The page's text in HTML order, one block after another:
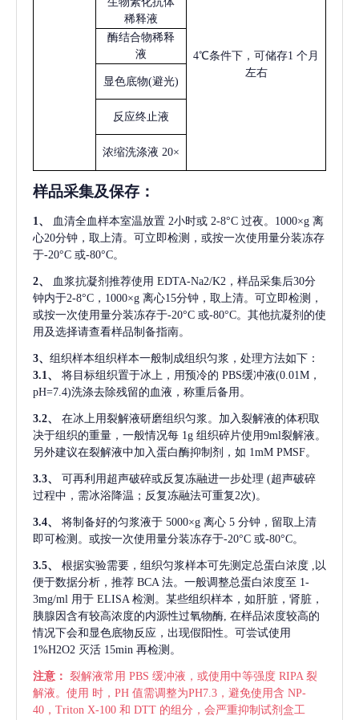
4℃条件下，可储存1 个月
左右
稀释液
酶结合物稀释
液
显色底物(避光)
反应终止液
浓缩洗涤液 20×
样品采集及保存 ：
1、 血清全血样本室温放置 2小时或 2-8°C 过夜。1000×g 离
心20分钟，取上清。可立即检测，或按一次使用量分装冻存
于-20°C 或-80°C。
2、 血浆抗凝剂推荐使用 EDTA-Na2/K2，样品采集后30分
钟内于2-8°C，1000×g 离心15分钟，取上清。可立即检测，
或按一次使用量分装冻存于-20°C 或-80°C。其他抗凝剂的使
用及选择请查看样品制备指南。
3、 组织样本组织样本一般制成组织匀浆，处理方法如下：
3.1、
将目标组织置于冰上，用预冷的 PBS缓冲液(0.01M，
pH=7.4)洗涤去除残留的血液，称重后备用。
3.2、
在冰上用裂解液研磨组织匀浆。加入裂解液的体积取
决于组织的重量，一般情况每 1g 组织碎片使用9ml裂解液。
另外建议在裂解液中加入蛋白酶抑制剂，如 1mM PMSF。
3.3、 可再利用超声破碎或反复冻融进一步处理 (超声破碎
过程中，需冰浴降温；反复冻融法可重复2次)。
3.4、 将制备好的匀浆液于 5000×g 离心 5 分钟，留取上清
即可检测。或按一次使用量分装冻存于-20°C 或-80°C。
3.5、 根据实验需要，组织匀浆样本可先测定总蛋白浓度 ,以
便于数据分析，推荐 BCA 法。一般调整总蛋白浓度至 1-
3mg/ml 用于 ELISA 检测。某些组织样本，如肝脏，肾脏，
胰腺因含有较高浓度的内源性过氧物酶, 在样品浓度较高的
情况下会和显色底物反应，出现假阳性。可尝试使用
1%H2O2 灭活 15min 再检测。
注意： 裂解液常用 PBS 缓冲液，或使用中等强度 RIPA 裂
解液。使用 时，PH 值需调整为PH7.3，避免使用含 NP-
40，Triton X-100 和 DTT 的组分，会严重抑制试剂盒工